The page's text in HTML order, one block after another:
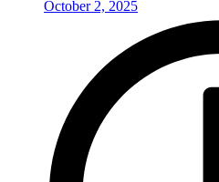
October 2, 2025